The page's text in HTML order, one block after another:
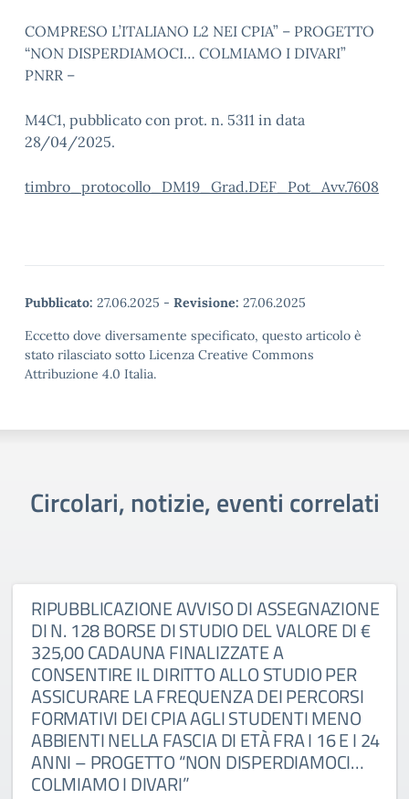
COMPRESO L’ITALIANO L2 NEI CPIA” – PROGETTO
“NON DISPERDIAMOCI… COLMIAMO I DIVARI”
PNRR –
M4C1, pubblicato con prot. n. 5311 in data
28/04/2025.
timbro_protocollo_DM19_Grad.DEF_Pot_Avv.7608
Pubblicato: 27.06.2025 - Revisione: 27.06.2025
Eccetto dove diversamente specificato, questo articolo è
stato rilasciato sotto Licenza Creative Commons
Attribuzione 4.0 Italia.
Circolari, notizie, eventi correlati
RIPUBBLICAZIONE AVVISO DI ASSEGNAZIONE
DI N. 128 BORSE DI STUDIO DEL VALORE DI €
325,00 CADAUNA FINALIZZATE A
CONSENTIRE IL DIRITTO ALLO STUDIO PER
ASSICURARE LA FREQUENZA DEI PERCORSI
FORMATIVI DEI CPIA AGLI STUDENTI MENO
ABBIENTI NELLA FASCIA DI ETÀ FRA I 16 E I 24
ANNI – PROGETTO “NON DISPERDIAMOCI…
COLMIAMO I DIVARI”